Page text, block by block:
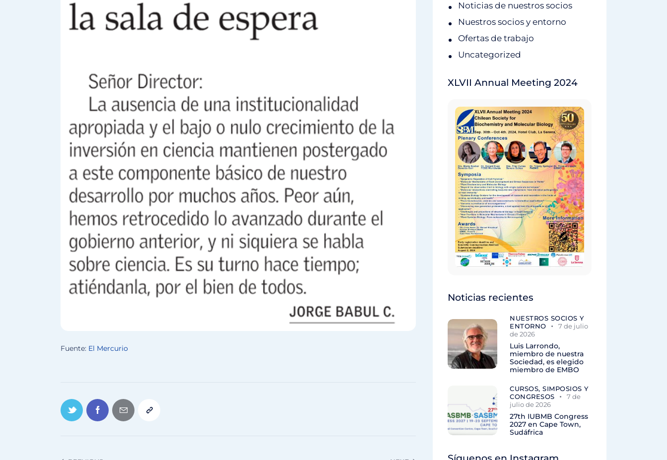
Fuente: El Mercurio
Noticias de nuestros socios
Nuestros socios y entorno
Ofertas de trabajo
Uncategorized
XLVII Annual Meeting 2024
Noticias recientes
NUESTROS SOCIOS Y
ENTORNO
7 de julio
de 2026
Luis Larrondo,
miembro de nuestra
Sociedad, es elegido
miembro de EMBO
CURSOS, SIMPOSIOS Y
CONGRESOS
7 de
julio de 2026
27th IUBMB Congress
2027 en Cape Town,
Sudáfrica